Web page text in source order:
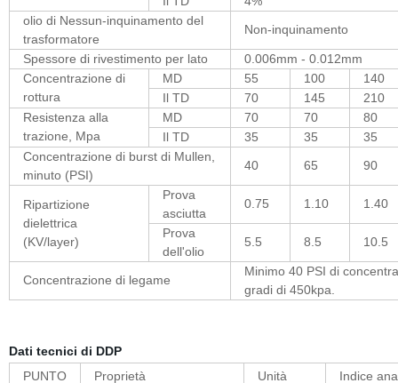
olio di Nessun-inquinamento del
trasformatore
Non-inquinamento
Spessore di rivestimento per lato
0.006mm - 0.012mm
Concentrazione di
rottura
MD 55 100
140
Il TD
70 145
210
Resistenza alla
trazione, Mpa
MD 70 70
80
Il TD
35 35
35
Concentrazione di burst di Mullen,
minuto (PSI)
40 65 90
Ripartizione
dielettrica
(KV/layer)
Prova
asciutta
0.75 1.10 1.40
Prova
dell'olio
5.5 8.5 10.5
Concentrazione di legame
Minimo 40 PSI di
gradi di 450kpa.
Dati tecnici di DDP
PUNTO
Proprietà Unità Indice